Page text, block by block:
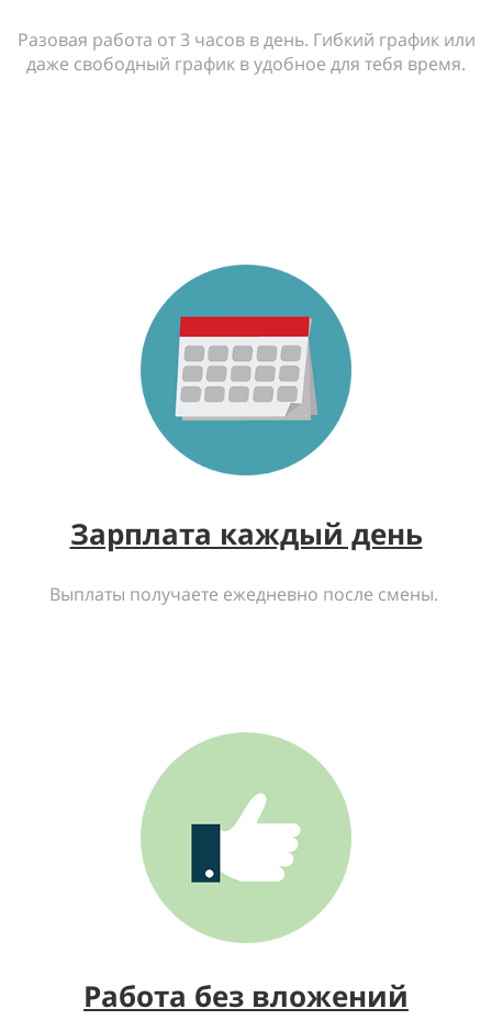
Разовая работа от 3 часов в день. Гибкий график или
даже свободный график в удобное для тебя время.
Зарплата каждый день
Выплаты получаете ежедневно после смены.
Работа без вложений